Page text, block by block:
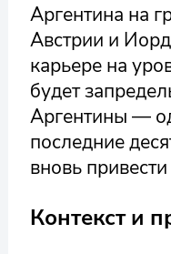
Аргентина на
Австрии и
карьере на
будет
Аргентины —
последние
вновь
Контекст и